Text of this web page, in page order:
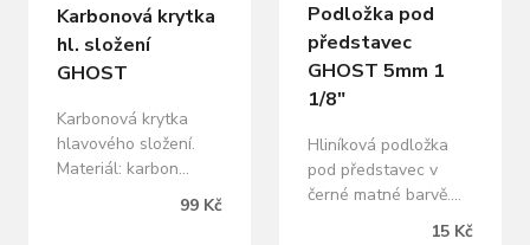
Karbonová krytka
hl. složení
GHOST
Karbonová krytka
hlavového složení.
Materiál: karbon
Vhodné pro semi-
integrované Ahead
99 Kč
Podložka pod
představec
GHOST 5mm 1
1/8"
Hliníková podložka
pod představec v
černé matné barvě.
Materiál: AL Výška: 5
15 Kč